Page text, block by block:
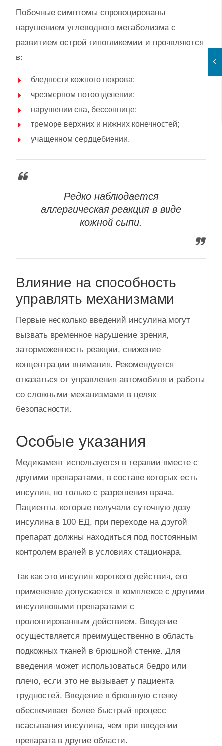
Побочные симптомы спровоцированы
нарушением углеводного метаболизма с
развитием острой гипогликемии и проявляются
в:
бледности кожного покрова;
чрезмерном потоотделении;
нарушении сна, бессоннице;
треморе верхних и нижних конечностей;
учащенном сердцебиении.
Редко наблюдается
аллергическая реакция в виде
кожной сыпи.
Влияние на способность
управлять механизмами
Первые несколько введений инсулина могут
вызвать временное нарушение зрения,
заторможенность реакции, снижение
концентрации внимания. Рекомендуется
отказаться от управления автомобиля и работы
со сложными механизмами в целях
безопасности.
Особые указания
Медикамент используется в терапии вместе с
другими препаратами, в составе которых есть
инсулин, но только с разрешения врача.
Пациенты, которые получали суточную дозу
инсулина в 100 ЕД, при переходе на другой
препарат должны находиться под постоянным
контролем врачей в условиях стационара.
Так как это инсулин короткого действия, его
применение допускается в комплексе с другими
инсулиновыми препаратами с
пролонгированным действием. Введение
осуществляется преимущественно в область
подкожных тканей в брюшной стенке. Для
введения может использоваться бедро или
плечо, если это не вызывает у пациента
трудностей. Введение в брюшную стенку
обеспечивает более быстрый процесс
всасывания инсулина, чем при введении
препарата в другие области.